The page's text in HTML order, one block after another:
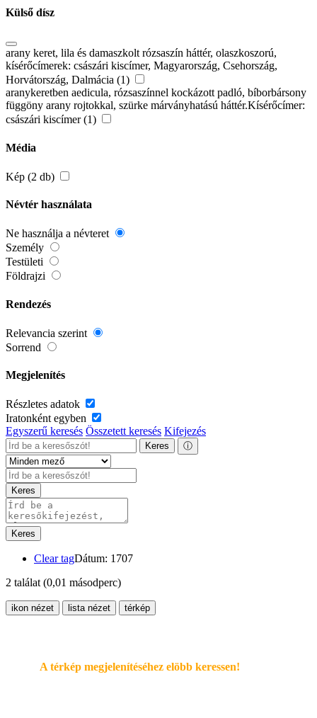
Külső dísz
arany keret, lila és damaszkolt rózsaszín háttér, olaszkoszorú,
kísérőcímerek: császári kiscímer, Magyarország, Csehország,
Horvátország, Dalmácia (1)
aranykeretben aedicula, rózsaszínnel kockázott padló, bíborbársony
függöny arany rojtokkal, szürke márványhatású háttér.Kísérőcímer:
császári kiscímer (1)
Média
Kép (2 db)
Névtér használata
Ne használja a névteret
Személy
Testületi
Földrajzi
Rendezés
Relevancia szerint
Sorrend
Megjelenítés
Részletes adatok
Iratonként egyben
Egyszerű keresés Összetett keresés Kifejezés
Keres ⓘ
Keres
Keres
Clear tagDátum: 1707
2 találat(0,01 másodperc)
ikon nézet lista nézet térkép
A térkép megjelenítéséhez elöbb keressen!